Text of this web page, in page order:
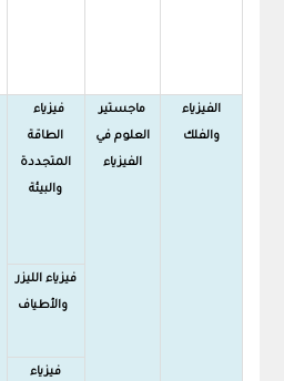
الفيزياء
والفلك
ماجستير
العلوم في
الفيزياء
فيزياء
الطاقة
المتجددة
والبيئة
فيزياء الليزر
والأطياف
فيزياء